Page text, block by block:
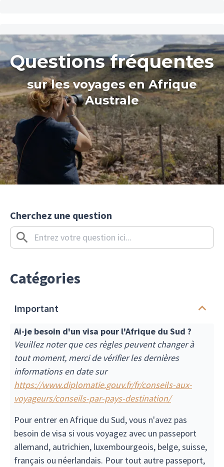
Questions fréquentes
sur les voyages en Afrique
Australe
Cherchez une question
Catégories
Important
Ai-je besoin d'un visa pour l'Afrique du Sud ?
Veuillez noter que ces règles peuvent changer à
tout moment, merci de vérifier les dernières
informations en date sur
https://www.diplomatie.gouv.fr/fr/conseils-aux-
voyageurs/conseils-par-pays-destination/
Pour entrer en Afrique du Sud, vous n'avez pas
besoin de visa si vous voyagez avec un passeport
allemand, autrichien, luxembourgeois, belge, suisse,
français ou néerlandais. Pour tout autre passeport,